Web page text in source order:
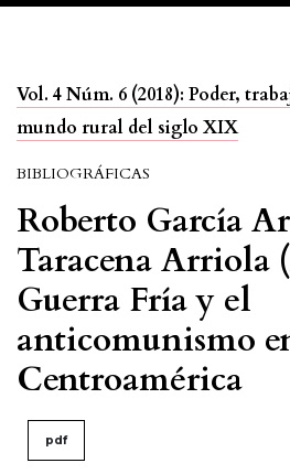
Vol. 4 Núm. 6 (2018): Poder,
mundo rural del siglo XIX
BIBLIOGRÁFICAS
Roberto García
Taracena Arriola
Guerra Fría y el
anticomunismo
Centroamérica
pdf